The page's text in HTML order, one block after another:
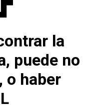
la
puede no
o haber